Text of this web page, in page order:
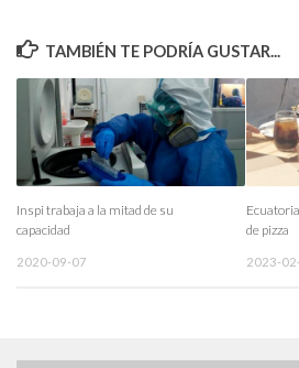
TAMBIÉN TE PODRÍA GUSTAR...
Inspi trabaja a la mitad de su
capacidad
2020-09-07
de pizza
2023-